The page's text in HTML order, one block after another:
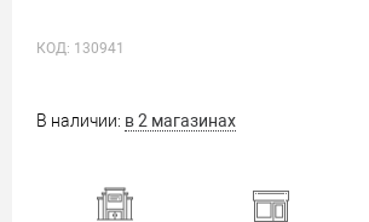
КОД: 130941
В наличии: в 2 магазинах